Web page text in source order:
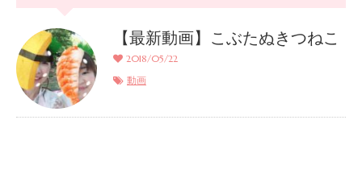
【最新動画】こぶたぬきつねこ
2018/05/22
動画